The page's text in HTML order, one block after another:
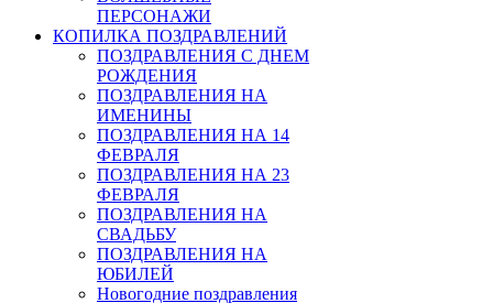
ПЕРСОНАЖИ
КОПИЛКА ПОЗДРАВЛЕНИЙ
ПОЗДРАВЛЕНИЯ С ДНЕМ
РОЖДЕНИЯ
ПОЗДРАВЛЕНИЯ НА
ИМЕНИНЫ
ПОЗДРАВЛЕНИЯ НА 14
ФЕВРАЛЯ
ПОЗДРАВЛЕНИЯ НА 23
ФЕВРАЛЯ
ПОЗДРАВЛЕНИЯ НА
СВАДЬБУ
ПОЗДРАВЛЕНИЯ НА
ЮБИЛЕЙ
Новогодние поздравления